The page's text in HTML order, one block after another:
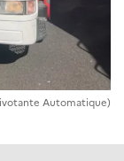
Automatique)